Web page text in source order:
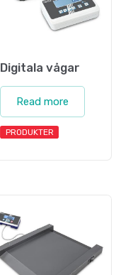
Digitala vågar
Read more
PRODUKTER